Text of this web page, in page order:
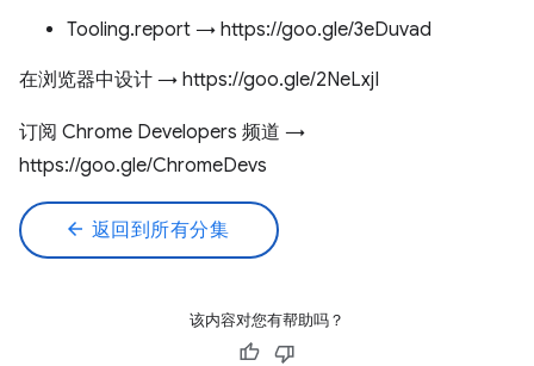
Tooling.report → https://goo.gle/3eDuvad
在浏览器中设计 → https://goo.gle/2NeLxjI
订阅 Chrome Developers 频道 →
https://goo.gle/ChromeDevs
arrow_back 返回到所有分集
该内容对您有帮助吗？